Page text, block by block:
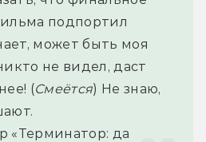
подпортил
может быть моя
не видел, даст
(Смеётся) Не знаю,
«Терминатор: да